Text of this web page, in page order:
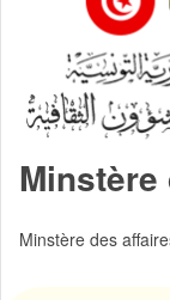
Minstère des